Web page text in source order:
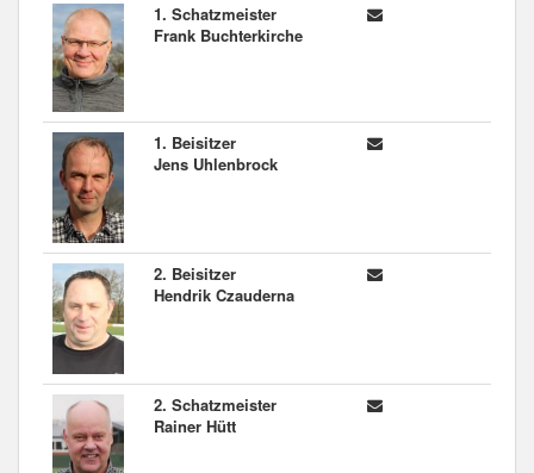
1. Schatzmeister
Frank Buchterkirche
1. Beisitzer
Jens Uhlenbrock
2. Beisitzer
Hendrik Czauderna
2. Schatzmeister
Rainer Hütt